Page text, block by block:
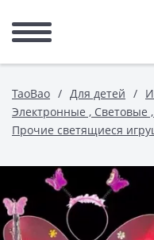
TaoBao Для детей
Электронные , Световые
Прочие светящиеся